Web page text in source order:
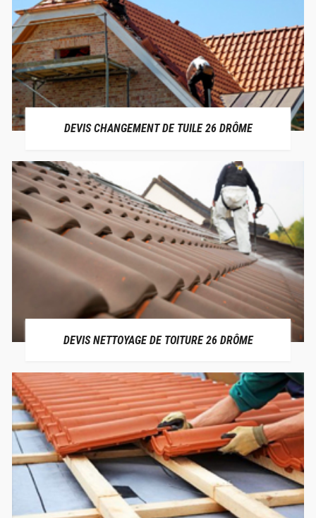
DEVIS CHANGEMENT DE TUILE 26 DRÔME
DEVIS NETTOYAGE DE TOITURE 26 DRÔME